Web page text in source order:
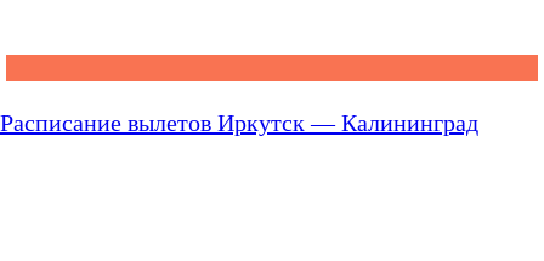
Расписание вылетов Иркутск — Калининград